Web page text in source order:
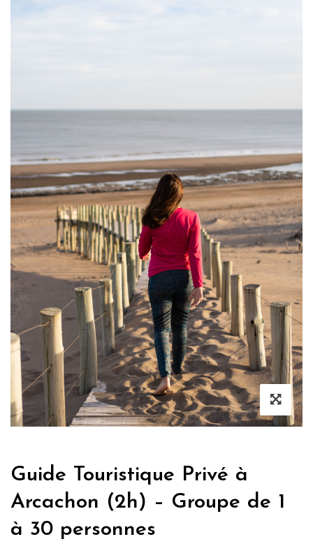
Guide Touristique Privé à
Arcachon (2h) – Groupe de 1
à 30 personnes